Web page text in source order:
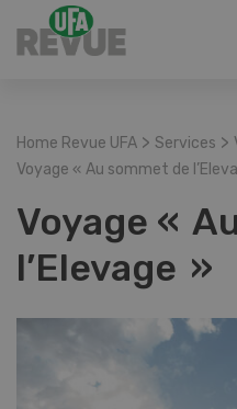
Home Revue UFA > Services >
Voyage « Au sommet de
Voyage «
l’Elevage »